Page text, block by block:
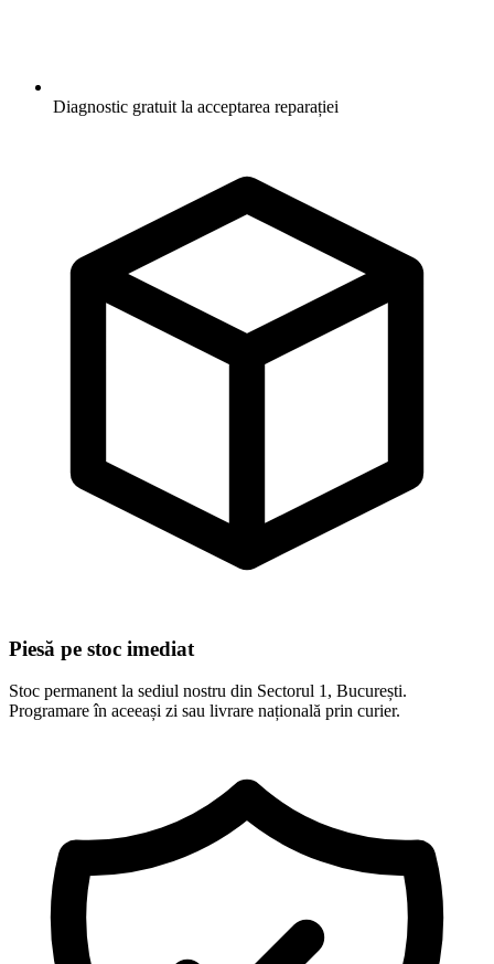
Diagnostic gratuit la acceptarea reparației
Piesă pe stoc imediat
Stoc permanent la sediul nostru din Sectorul 1, București.
Programare în aceeași zi sau livrare națională prin curier.